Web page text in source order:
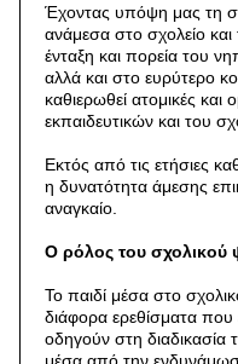
Έχοντας υπόψη μας τη
ανάμεσα στο σχολείο και
ένταξη και πορεία του
αλλά και στο ευρύτερο
καθιερωθεί ατομικές και
εκπαιδευτικών και του
Εκτός από τις ετήσιες
η δυνατότητα άμεσης
αναγκαίο.
Ο ρόλος του σχολικού
Το παιδί μέσα στο
διάφορα ερεθίσματα
οδηγούν στη διαδικασία
μέσα από την